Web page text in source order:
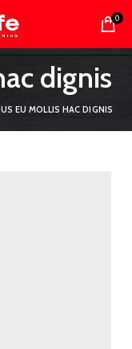
0
dignis
EU MOLLIS HAC DIGNIS